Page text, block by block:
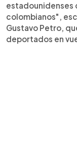
estadounidenses
colombianos",
Gustavo Petro,
deportados en